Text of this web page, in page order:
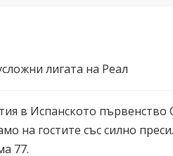
лигата на Реал
в Испанското първенство
на гостите със силно
77.